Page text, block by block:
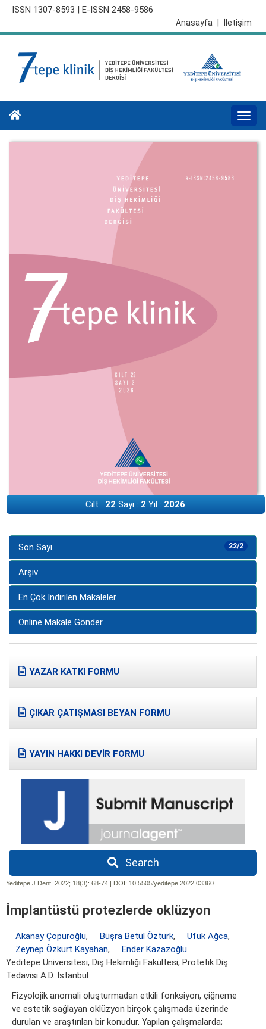
ISSN 1307-8593 | E-ISSN 2458-9586
İletişim
Anasayfa
Cilt : 22 Sayı : 2 Yıl : 2026
22/2
Son Sayı
Arşiv
En Çok İndirilen Makaleler
Online Makale Gönder
YAZAR KATKI FORMU
ÇIKAR ÇATIŞMASI BEYAN FORMU
YAYIN HAKKI DEVİR FORMU
Search
Yeditepe J Dent. 2022; 18(3): 68-74 | DOI: 10.5505/yeditepe.2022.03360
İmplantüstü protezlerde oklüzyon
Akanay Çopuroğlu, Büşra Betül Öztürk, Ufuk Ağca,
Zeynep Özkurt Kayahan,
Ender Kazazoğlu
Yeditepe Üniversitesi, Diş Hekimliği Fakültesi, Protetik Diş
Tedavisi A.D. İstanbul
Fizyolojik anomali oluşturmadan etkili fonksiyon, çiğneme
ve estetik sağlayan oklüzyon birçok çalışmada üzerinde
durulan ve araştırılan bir konudur. Yapılan çalışmalarda;